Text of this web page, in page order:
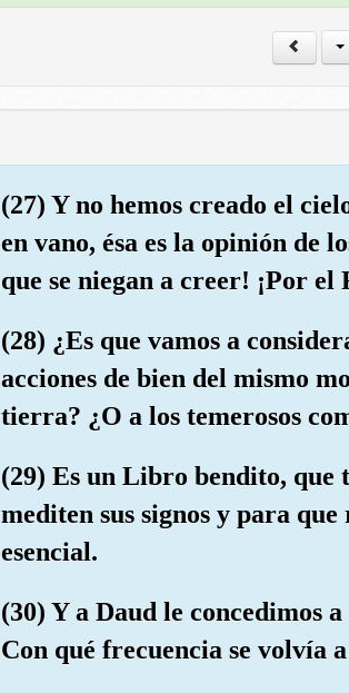
(27) Y no hemos creado el
en vano, ésa es la opinión de
que se niegan a creer! ¡Por el
(28) ¿Es que vamos a
acciones de bien del mismo
tierra? ¿O a los temerosos
(29) Es un Libro bendito, que
mediten sus signos y para
esencial.
(30) Y a Daud le concedimos
Con qué frecuencia se volvía